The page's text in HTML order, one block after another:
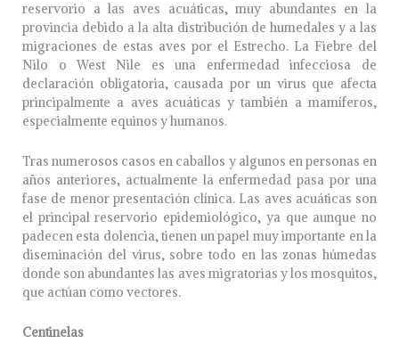
reservorio a las aves acuáticas, muy abundantes en la
provincia debido a la alta distribución de humedales y a las
migraciones de estas aves por el Estrecho. La Fiebre del
Nilo o West Nile es una enfermedad infecciosa de
declaración obligatoria, causada por un virus que afecta
principalmente a aves acuáticas y también a mamíferos,
especialmente equinos y humanos.
Tras numerosos casos en caballos y algunos en personas en
años anteriores, actualmente la enfermedad pasa por una
fase de menor presentación clínica. Las aves acuáticas son
el principal reservorio epidemiológico, ya que aunque no
padecen esta dolencia, tienen un papel muy importante en la
diseminación del virus, sobre todo en las zonas húmedas
donde son abundantes las aves migratorias y los mosquitos,
que actúan como vectores.
Centinelas